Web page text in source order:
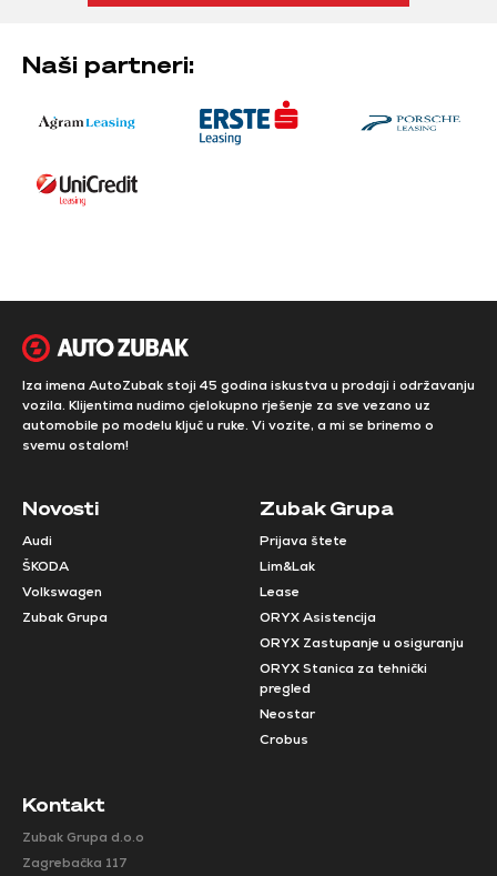
Naši partneri:
Iza imena AutoZubak stoji 45 godina iskustva u prodaji i održavanju
vozila. Klijentima nudimo cjelokupno rješenje za sve vezano uz
automobile po modelu ključ u ruke. Vi vozite, a mi se brinemo o
svemu ostalom!
Novosti
Audi
ŠKODA
Volkswagen
Zubak Grupa
Zubak Grupa
Prijava štete
Lim&Lak
Lease
ORYX Asistencija
ORYX Zastupanje u osiguranju
ORYX Stanica za tehnički
pregled
Neostar
Crobus
Kontakt
Zubak Grupa d.o.o
Zagrebačka 117